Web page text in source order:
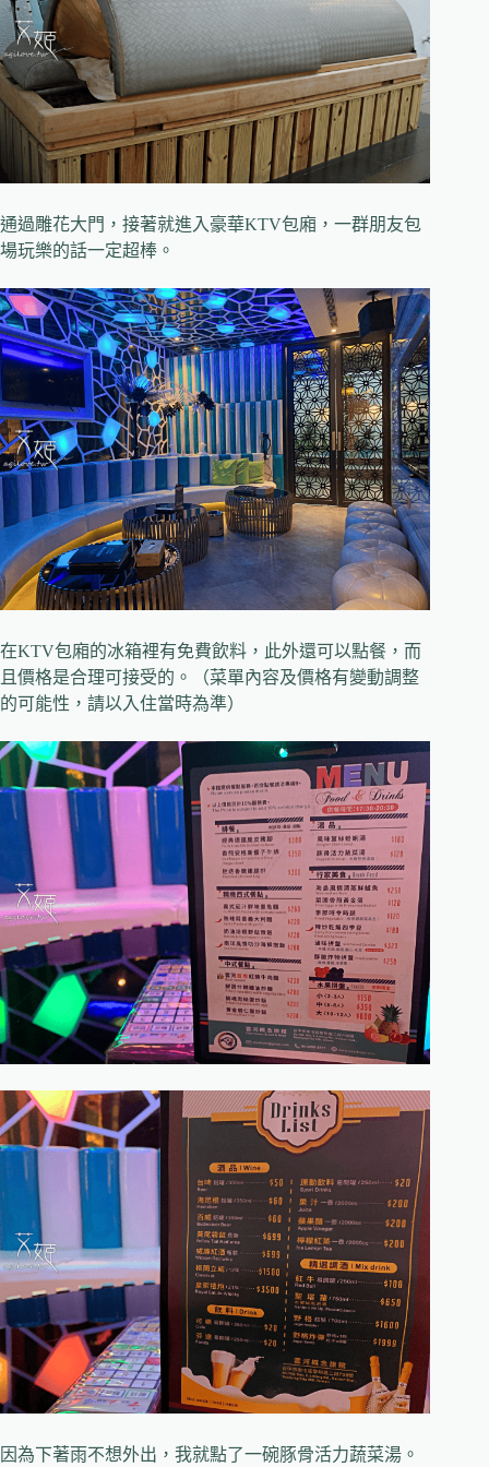
通過雕花大門，接著就進入豪華KTV包廂，一群朋友包
場玩樂的話一定超棒。
在KTV包廂的冰箱裡有免費飲料，此外還可以點餐，而
且價格是合理可接受的。（菜單內容及價格有變動調整
的可能性，請以入住當時為準）
因為下著雨不想外出，我就點了一碗豚骨活力蔬菜湯。